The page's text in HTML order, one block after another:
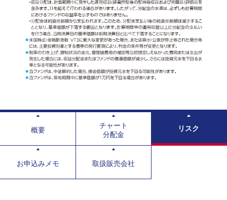
概要
チャート
分配金
リスク
お申込みメモ 取扱販売会社